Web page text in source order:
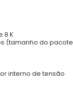
8 K
(tamanho do
interno de tensão